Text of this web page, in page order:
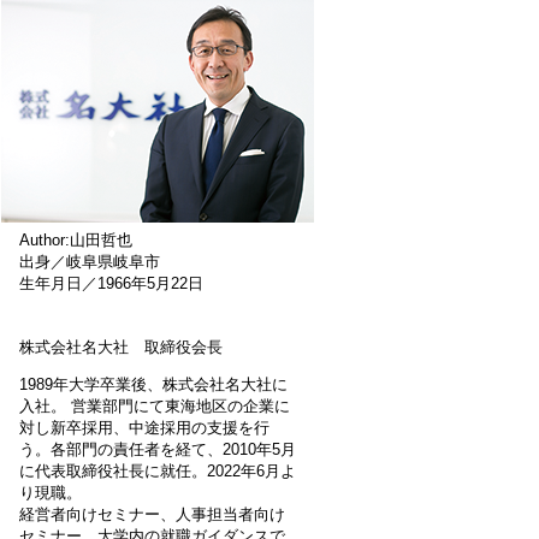
Author:山田哲也
出身／岐阜県岐阜市
生年月日／1966年5月22日
株式会社名大社 取締役会長
1989年大学卒業後、株式会社名大社に
入社。 営業部門にて東海地区の企業に
対し新卒採用、中途採用の支援を行
う。各部門の責任者を経て、2010年5月
に代表取締役社長に就任。2022年6月よ
り現職。
経営者向けセミナー、人事担当者向け